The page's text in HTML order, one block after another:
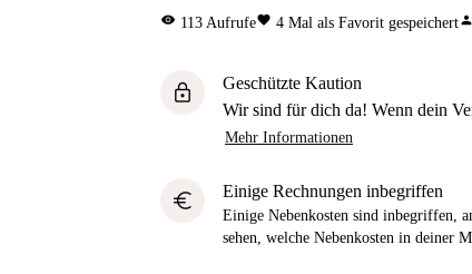
visibility 113 Aufrufefavorite 4 Mal als Favorit gespeichertperson
lock
Geschützte Kaution
Wir sind für dich da! Wenn dein
Mehr Informationen
euro Einige Rechnungen inbegriffen
Einige Nebenkosten sind inbegriffen,
sehen, welche Nebenkosten in deiner